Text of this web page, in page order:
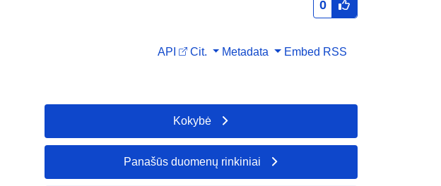
0
API Cit. Metadata Embed RSS
Kokybė
Panašūs duomenų rinkiniai